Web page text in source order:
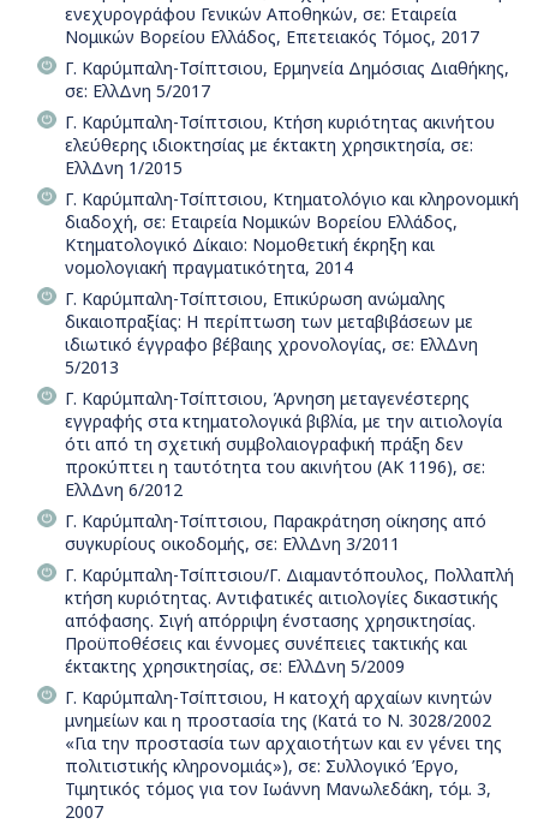
ενεχυρογράφου Γενικών Αποθηκών, σε: Εταιρεία
Νομικών Βορείου Ελλάδος, Επετειακός Τόμος, 2017
Γ. Καρύμπαλη-Τσίπτσιου, Ερμηνεία Δημόσιας Διαθήκης,
σε: ΕλλΔνη 5/2017
Γ. Καρύμπαλη-Τσίπτσιου, Κτήση κυριότητας ακινήτου
ελεύθερης ιδιοκτησίας με έκτακτη χρησικτησία, σε:
ΕλλΔνη 1/2015
Γ. Καρύμπαλη-Τσίπτσιου, Κτηματολόγιο και κληρονομική
διαδοχή, σε: Εταιρεία Νομικών Βορείου Ελλάδος,
Κτηματολογικό Δίκαιο: Νομοθετική έκρηξη και
νομολογιακή πραγματικότητα, 2014
Γ. Καρύμπαλη-Τσίπτσιου, Επικύρωση ανώμαλης
δικαιοπραξίας: Η περίπτωση των μεταβιβάσεων με
ιδιωτικό έγγραφο βέβαιης χρονολογίας, σε: ΕλλΔνη
5/2013
Γ. Καρύμπαλη-Τσίπτσιου, Άρνηση μεταγενέστερης
εγγραφής στα κτηματολογικά βιβλία, με την αιτιολογία
ότι από τη σχετική συμβολαιογραφική πράξη δεν
προκύπτει η ταυτότητα του ακινήτου (ΑΚ 1196), σε:
ΕλλΔνη 6/2012
Γ. Καρύμπαλη-Τσίπτσιου, Παρακράτηση οίκησης από
συγκυρίους οικοδομής, σε: ΕλλΔνη 3/2011
Γ. Καρύμπαλη-Τσίπτσιου/Γ. Διαμαντόπουλος, Πολλαπλή
κτήση κυριότητας. Αντιφατικές αιτιολογίες δικαστικής
απόφασης. Σιγή απόρριψη ένστασης χρησικτησίας.
Προϋποθέσεις και έννομες συνέπειες τακτικής και
έκτακτης χρησικτησίας, σε: ΕλλΔνη 5/2009
Γ. Καρύμπαλη-Τσίπτσιου, Η κατοχή αρχαίων κινητών
μνημείων και η προστασία της (Κατά το Ν. 3028/2002
«Για την προστασία των αρχαιοτήτων και εν γένει της
πολιτιστικής κληρονομιάς»), σε: Συλλογικό Έργο,
Τιμητικός τόμος για τον Ιωάννη Μανωλεδάκη, τόμ. 3,
2007